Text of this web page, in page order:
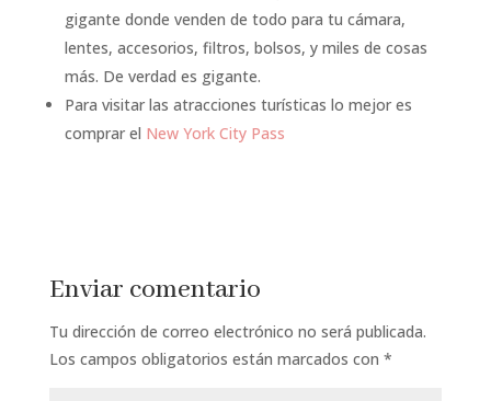
gigante donde venden de todo para tu cámara,
lentes, accesorios, filtros, bolsos, y miles de cosas
más. De verdad es gigante.
Para visitar las atracciones turísticas lo mejor es
comprar el New York City Pass
Enviar comentario
Tu dirección de correo electrónico no será publicada.
Los campos obligatorios están marcados con *